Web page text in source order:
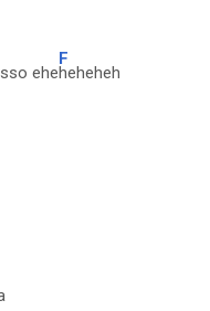
ehe
F
heheheh